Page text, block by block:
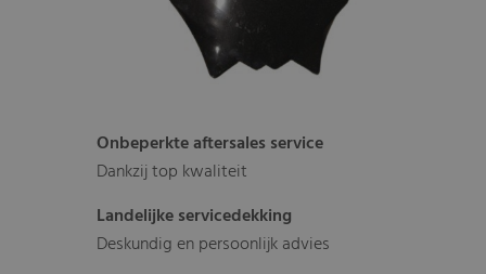
Onbeperkte aftersales service
Dankzij top kwaliteit
Landelijke servicedekking
Deskundig en persoonlijk advies